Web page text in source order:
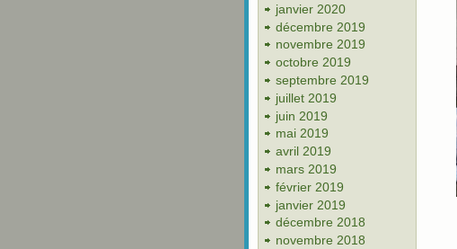
janvier 2020
décembre 2019
novembre 2019
octobre 2019
septembre 2019
juillet 2019
juin 2019
mai 2019
avril 2019
mars 2019
février 2019
janvier 2019
décembre 2018
novembre 2018